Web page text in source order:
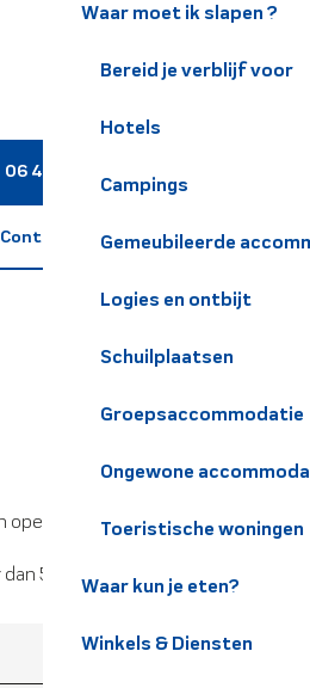
Waar moet ik slapen ?
Bereid je verblijf voor
Hotels
Campings
Gemeubileerde
Logies en ontbijt
Schuilplaatsen
Groepsaccommodatie
Ongewone
Toeristische woningen
Waar kun je eten?
Winkels & Diensten
06 43 61 31
Contacteer ons
openbaar vervoer
dan 500 m